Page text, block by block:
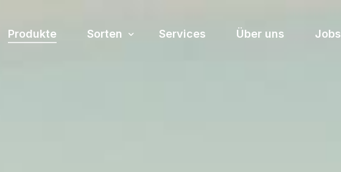
Produkte Sorten Services Über uns Jobs